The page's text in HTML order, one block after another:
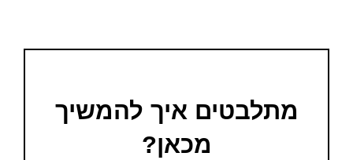
מתלבטים איך להמשיך
מכאן?